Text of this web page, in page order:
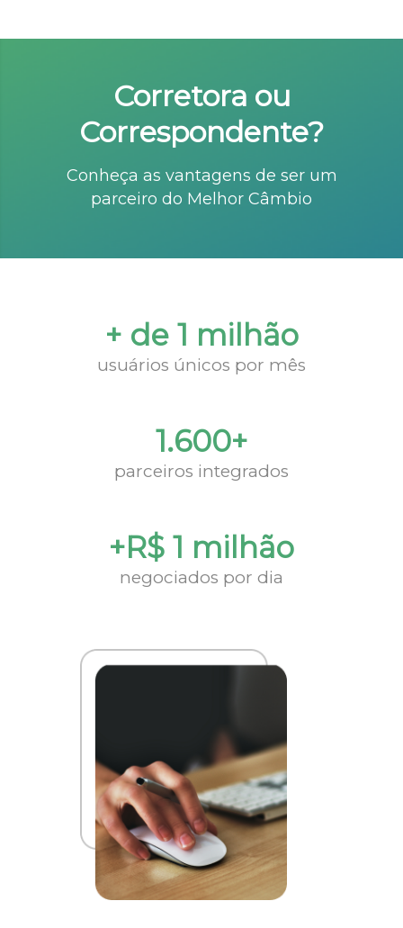
Corretora ou
Correspondente?
Conheça as vantagens de ser um
parceiro do Melhor Câmbio
+ de 1 milhão
usuários únicos por mês
1.600+
parceiros integrados
+R$ 1 milhão
negociados por dia